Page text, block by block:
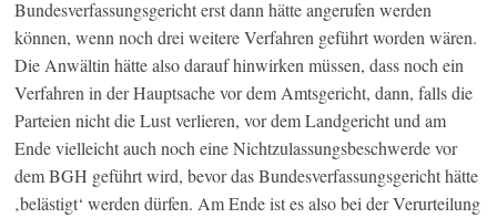
Bundesverfassungsgericht erst dann hätte angerufen werden
können, wenn noch drei weitere Verfahren geführt worden wären.
Die Anwältin hätte also darauf hinwirken müssen, dass noch ein
Verfahren in der Hauptsache vor dem Amtsgericht, dann, falls die
Parteien nicht die Lust verlieren, vor dem Landgericht und am
Ende vielleicht auch noch eine Nichtzulassungsbeschwerde vor
dem BGH geführt wird, bevor das Bundesverfassungsgericht hätte
‚belästigt‘ werden dürfen. Am Ende ist es also bei der Verurteilung